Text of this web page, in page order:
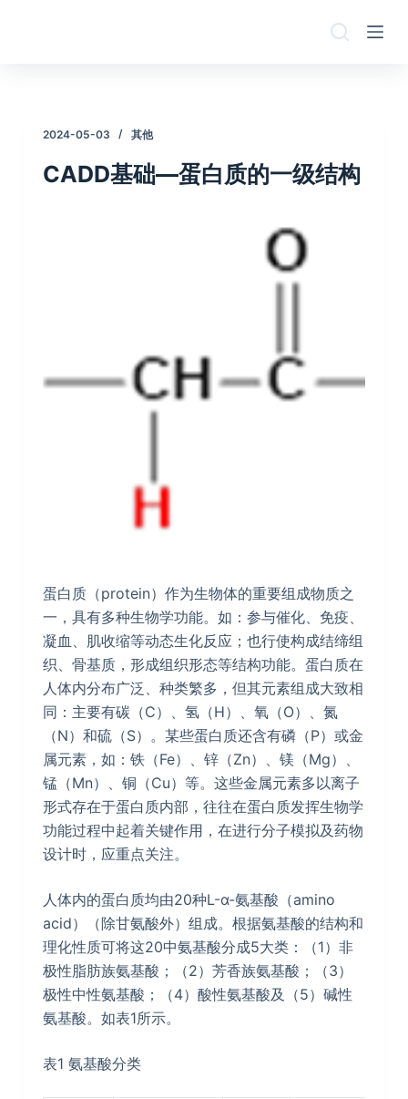
2024-05-03 其他
CADD基础—蛋白质的一级结构
蛋白质（protein）作为生物体的重要组成物质之
一，具有多种生物学功能。如：参与催化、免疫、
凝血、肌收缩等动态生化反应；也行使构成结缔组
织、骨基质，形成组织形态等结构功能。蛋白质在
人体内分布广泛、种类繁多，但其元素组成大致相
同：主要有碳（C）、氢（H）、氧（O）、氮
（N）和硫（S）。某些蛋白质还含有磷（P）或金
属元素，如：铁（Fe）、锌（Zn）、镁（Mg）、
锰（Mn）、铜（Cu）等。这些金属元素多以离子
形式存在于蛋白质内部，往往在蛋白质发挥生物学
功能过程中起着关键作用，在进行分子模拟及药物
设计时，应重点关注。
人体内的蛋白质均由20种L-α-氨基酸（amino
acid）（除甘氨酸外）组成。根据氨基酸的结构和
理化性质可将这20中氨基酸分成5大类：（1）非
极性脂肪族氨基酸；（2）芳香族氨基酸；（3）
极性中性氨基酸；（4）酸性氨基酸及（5）碱性
氨基酸。如表1所示。
表1 氨基酸分类